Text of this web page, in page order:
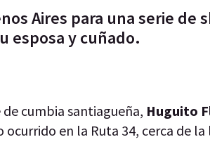
Aires para una serie de
esposa y cuñado.
cumbia santiagueña, Huguito
en la Ruta 34, cerca de